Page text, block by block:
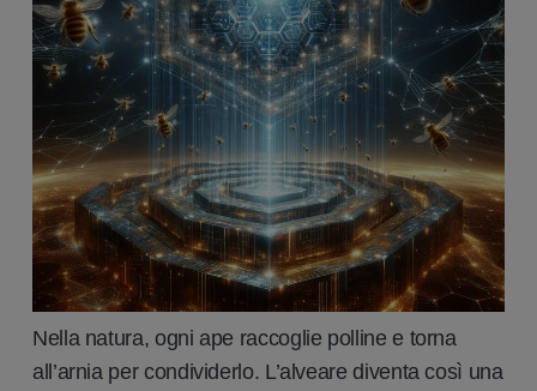
Nella natura, ogni ape raccoglie polline e torna
all’arnia per condividerlo. L’alveare diventa così una